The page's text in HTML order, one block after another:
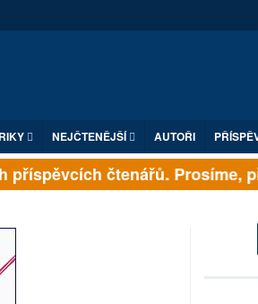
NEJČTENĚJŠÍ AUTOŘI
čtenářů. Prosíme,